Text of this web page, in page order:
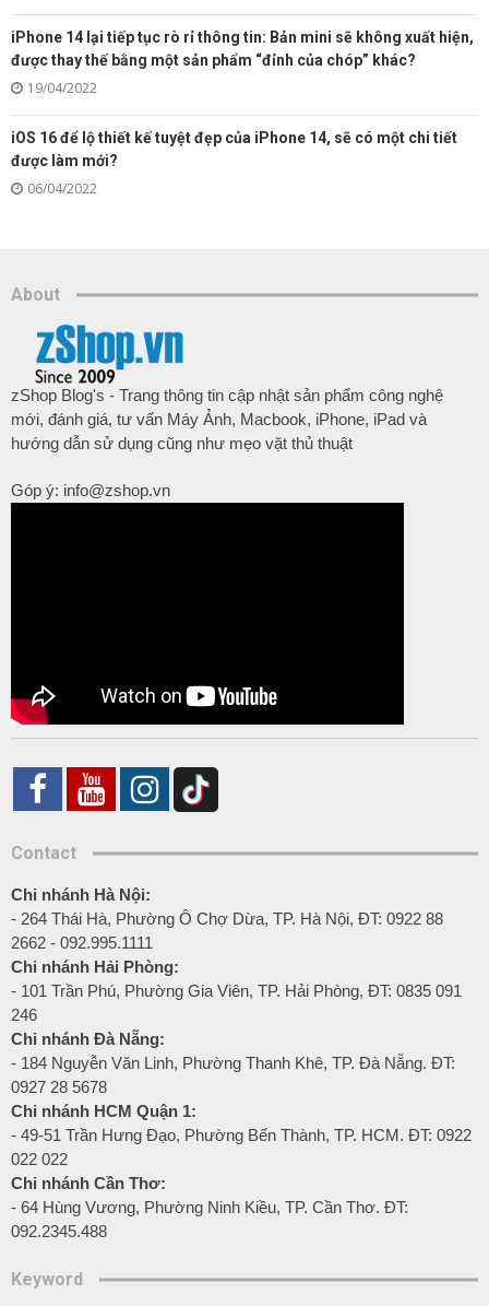
iPhone 14 lại tiếp tục rò rỉ thông tin: Bản mini sẽ không xuất hiện,
được thay thế bằng một sản phẩm “đỉnh của chóp” khác?
19/04/2022
iOS 16 để lộ thiết kế tuyệt đẹp của iPhone 14, sẽ có một chi tiết
được làm mới?
06/04/2022
About
zShop Blog's - Trang thông tin cập nhật sản phẩm công nghệ
mới, đánh giá, tư vấn Máy Ảnh, Macbook, iPhone, iPad và
hướng dẫn sử dụng cũng như mẹo vặt thủ thuật
Góp ý: info@zshop.vn
Contact
Chi nhánh Hà Nội:
- 264 Thái Hà, Phường Ô Chợ Dừa, TP. Hà Nội, ĐT: 0922 88
2662 - 092.995.1111
Chi nhánh Hải Phòng:
- 101 Trần Phú, Phường Gia Viên, TP. Hải Phòng, ĐT: 0835 091
246
Chi nhánh Đà Nẵng:
- 184 Nguyễn Văn Linh, Phường Thanh Khê, TP. Đà Nẵng. ĐT:
0927 28 5678
Chi nhánh HCM Quận 1:
- 49-51 Trần Hưng Đạo, Phường Bến Thành, TP. HCM. ĐT: 0922
022 022
Chi nhánh Cần Thơ:
- 64 Hùng Vương, Phường Ninh Kiều, TP. Cần Thơ. ĐT:
092.2345.488
Keyword